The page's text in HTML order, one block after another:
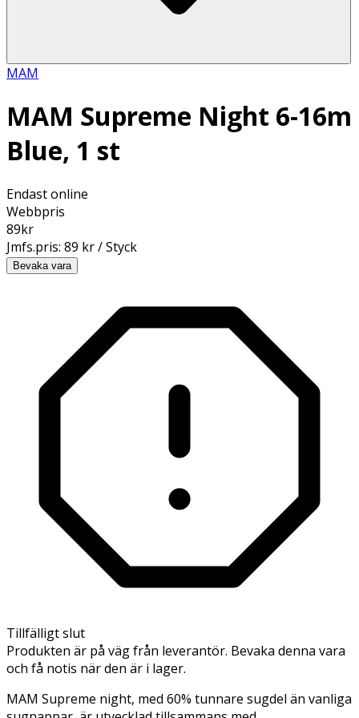
MAM
MAM Supreme Night 6-16m
Blue, 1 st
Endast online
Webbpris
89kr
Jmfs.pris: 89 kr / Styck
Bevaka vara
Tillfälligt slut
Produkten är på väg från leverantör. Bevaka denna vara
och få notis när den är i lager.
MAM Supreme night, med 60% tunnare sugdel än vanliga